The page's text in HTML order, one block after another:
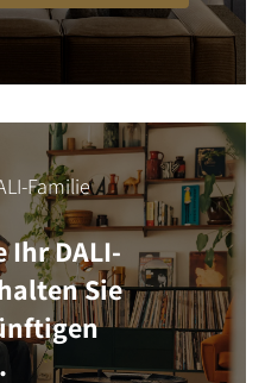
Familie
Ihr DALI-
Sie